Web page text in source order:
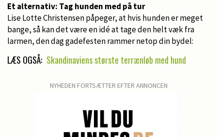
Et alternativ: Tag hunden med på tur
Lise Lotte Christensen påpeger, at hvis hunden er meget
bange, så kan det være en idé at tage den helt væk fra
larmen, den dag gadefesten rammer netop din bydel:
LÆS OGSÅ: Skandinaviens største terrænløb med hund
NYHEDEN FORTSÆTTER EFTER ANNONCEN